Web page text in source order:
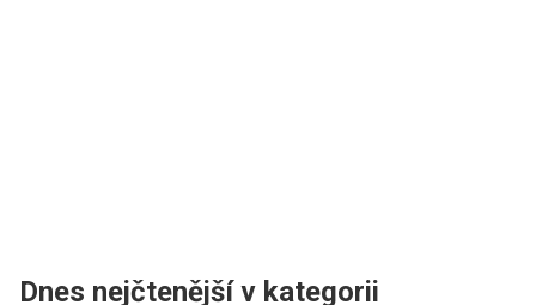
Dnes nejčtenější v kategorii